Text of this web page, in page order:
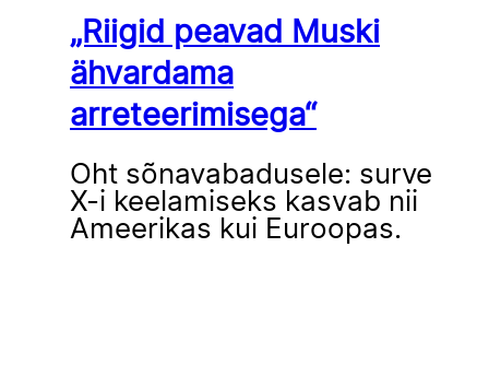
„Riigid peavad Muski
ähvardama
arreteerimisega“
Oht sõnavabadusele: surve
X-i keelamiseks kasvab nii
Ameerikas kui Euroopas.